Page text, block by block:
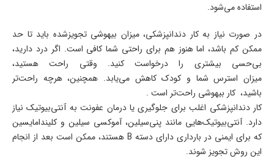
استفاده می‌شود.
در صورت نیاز به کار دندانپزشکی، میزان بیهوشی تجویزشده باید تا حد
ممکن کم باشد، اما هنوز هم برای راحتی شما کافی است. اگر درد دارید،
بی‌حسی بیشتری را درخواست کنید. وقتی راحت هستید،
میزان استرس شما و کودک کاهش می‌یابد. همچنین، هرچه راحت‌تر
باشید، کار بیهوشی راحت‌تر است .
کار دندانپزشکی اغلب برای جلوگیری یا درمان عفونت به آنتی‌بیوتیک نیاز
دارد. آنتی‌بیوتیک‌هایی مانند پنی‌سیلین، آموکسی سیلین و کلیندامایسین
که برای ایمنی در بارداری دارای دسته B هستند، ممکن است بعد از انجام
این روش تجویز شوند.